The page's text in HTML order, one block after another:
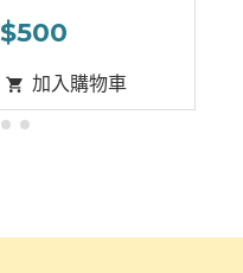
X 30包
$500
加入購物車